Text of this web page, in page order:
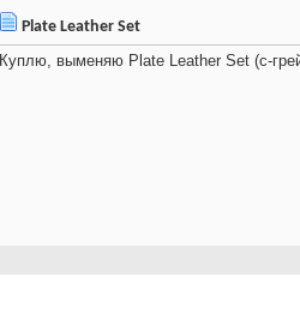
Plate Leather Set
Куплю, выменяю Plate Leather Set (с-